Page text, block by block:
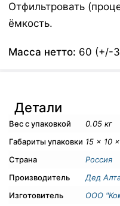
Отфильтровать
ёмкость.
Масса нетто: 60 (+/-
Детали
Вес с упаковкой
0.05 кг
Габариты упаковки 15 × 10
Страна
Россия
Производитель
Дед
Изготовитель
ООО